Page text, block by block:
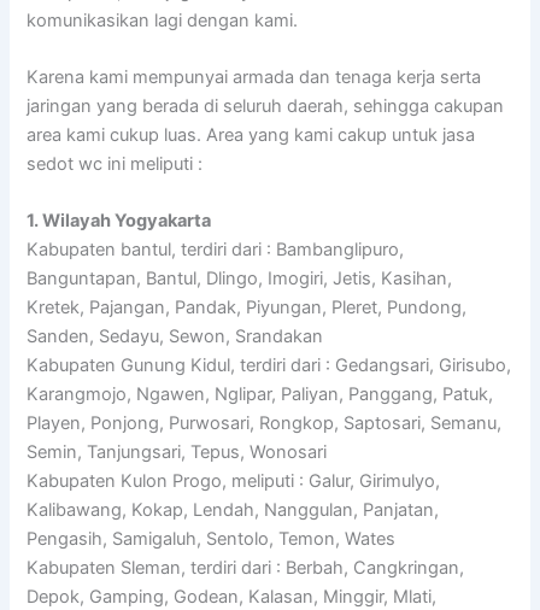
komunikasikan lagi dengan kami.
Karena kami mempunyai armada dan tenaga kerja serta
jaringan yang berada di seluruh daerah, sehingga cakupan
area kami cukup luas. Area yang kami cakup untuk jasa
sedot wc ini meliputi :
1. Wilayah Yogyakarta
Kabupaten bantul, terdiri dari : Bambanglipuro,
Banguntapan, Bantul, Dlingo, Imogiri, Jetis, Kasihan,
Kretek, Pajangan, Pandak, Piyungan, Pleret, Pundong,
Sanden, Sedayu, Sewon, Srandakan
Kabupaten Gunung Kidul, terdiri dari : Gedangsari, Girisubo,
Karangmojo, Ngawen, Nglipar, Paliyan, Panggang, Patuk,
Playen, Ponjong, Purwosari, Rongkop, Saptosari, Semanu,
Semin, Tanjungsari, Tepus, Wonosari
Kabupaten Kulon Progo, meliputi : Galur, Girimulyo,
Kalibawang, Kokap, Lendah, Nanggulan, Panjatan,
Pengasih, Samigaluh, Sentolo, Temon, Wates
Kabupaten Sleman, terdiri dari : Berbah, Cangkringan,
Depok, Gamping, Godean, Kalasan, Minggir, Mlati,